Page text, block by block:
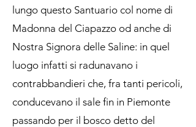
lungo questo Santuario col nome di
Madonna del Ciapazzo od anche di
Nostra Signora delle Saline: in quel
luogo infatti si radunavano i
contrabbandieri che, fra tanti pericoli,
conducevano il sale fin in Piemonte
passando per il bosco detto del